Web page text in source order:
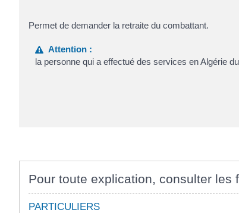
Permet de demander la retraite du combattant.
Attention :
la personne qui a effectué des services en Algérie
Pour toute explication, consulter les
PARTICULIERS